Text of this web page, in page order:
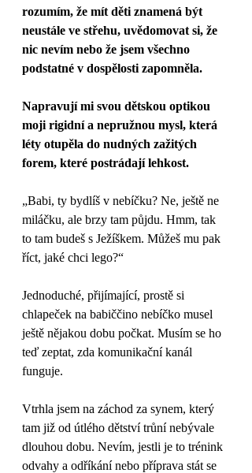
rozumím, že mít děti znamená být
neustále ve střehu, uvědomovat si, že
nic nevím nebo že jsem všechno
podstatné v dospělosti zapomněla.
Napravují mi svou dětskou optikou
moji rigidní a nepružnou mysl, která
léty otupěla do nudných zažitých
forem, které postrádají lehkost.
„Babi, ty bydlíš v nebíčku? Ne, ještě ne
miláčku, ale brzy tam půjdu. Hmm, tak
to tam budeš s Ježíškem. Můžeš mu pak
říct, jaké chci lego?“
Jednoduché, přijímající, prostě si
chlapeček na babiččino nebíčko musel
ještě nějakou dobu počkat. Musím se ho
teď zeptat, zda komunikační kanál
funguje.
Vtrhla jsem na záchod za synem, který
tam již od útlého dětství trůní nebývale
dlouhou dobu. Nevím, jestli je to trénink
odvahy a odříkání nebo příprava stát se